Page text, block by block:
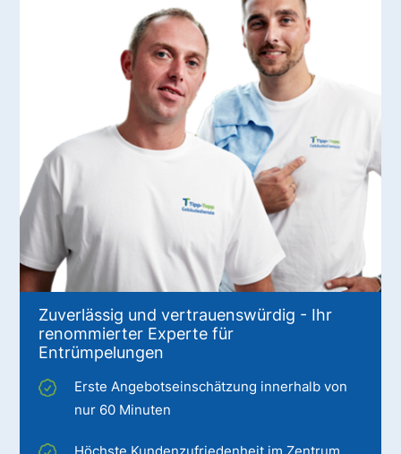
Zuverlässig und vertrauenswürdig - Ihr
renommierter Experte für
Entrümpelungen
Erste Angebotseinschätzung innerhalb von
nur 60 Minuten